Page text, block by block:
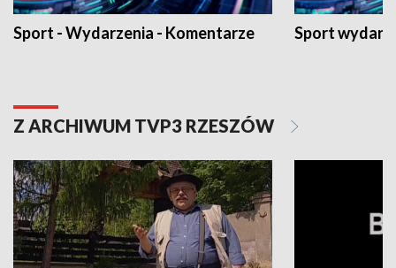
Sport - Wydarzenia - Komentarze Sport
Z ARCHIWUM TVP3 RZESZÓW